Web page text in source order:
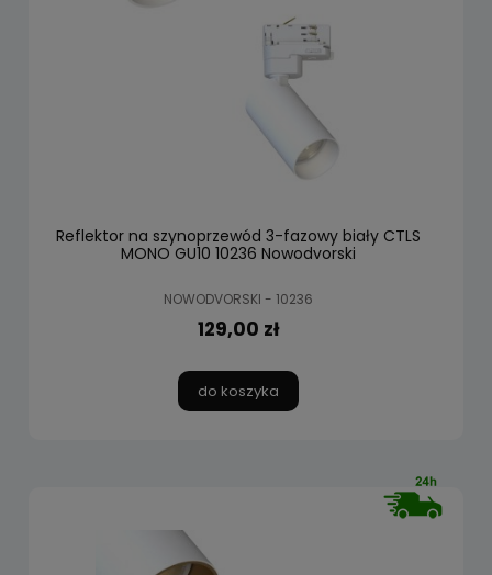
Reflektor na szynoprzewód 3-fazowy biały CTLS
MONO GU10 10236 Nowodvorski
NOWODVORSKI - 10236
129,00 zł
do koszyka